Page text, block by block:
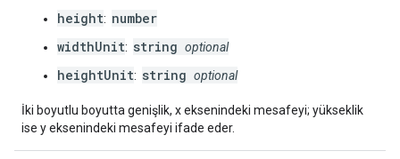
height: number
widthUnit: string optional
heightUnit: string optional
İki boyutlu boyutta genişlik, x eksenindeki mesafeyi; yükseklik
ise y eksenindeki mesafeyi ifade eder.